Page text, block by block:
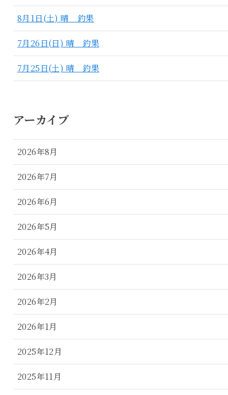
8月1日(土) 晴 釣果
7月26日(日) 晴 釣果
7月25日(土) 晴 釣果
アーカイブ
2026年8月
2026年7月
2026年6月
2026年5月
2026年4月
2026年3月
2026年2月
2026年1月
2025年12月
2025年11月